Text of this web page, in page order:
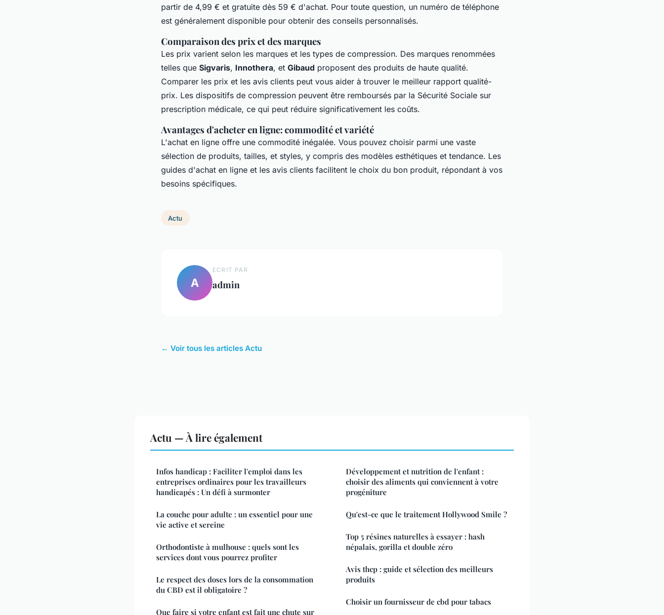
partir de 4,99 € et gratuite dès 59 € d'achat. Pour toute question, un numéro de téléphone
est généralement disponible pour obtenir des conseils personnalisés.
Comparaison des prix et des marques
Les prix varient selon les marques et les types de compression. Des marques renommées
telles que Sigvaris, Innothera, et Gibaud proposent des produits de haute qualité.
Comparer les prix et les avis clients peut vous aider à trouver le meilleur rapport qualité-
prix. Les dispositifs de compression peuvent être remboursés par la Sécurité Sociale sur
prescription médicale, ce qui peut réduire significativement les coûts.
Avantages d'acheter en ligne: commodité et variété
L'achat en ligne offre une commodité inégalée. Vous pouvez choisir parmi une vaste
sélection de produits, tailles, et styles, y compris des modèles esthétiques et tendance. Les
guides d'achat en ligne et les avis clients facilitent le choix du bon produit, répondant à vos
besoins spécifiques.
Actu
A
ECRIT PAR
admin
← Voir tous les articles Actu
Actu — À lire également
Infos handicap : Faciliter l'emploi dans les
entreprises ordinaires pour les travailleurs
handicapés : Un défi à surmonter
La couche pour adulte : un essentiel pour une
vie active et sereine
Orthodontiste à mulhouse : quels sont les
services dont vous pourrez profiter
Le respect des doses lors de la consommation
du CBD est il obligatoire ?
Que faire si votre enfant est fait une chute sur
Développement et nutrition de l'enfant :
choisir des aliments qui conviennent à votre
progéniture
Qu'est-ce que le traitement Hollywood Smile ?
Top 5 résines naturelles à essayer : hash
népalais, gorilla et double zéro
Avis thcp : guide et sélection des meilleurs
produits
Choisir un fournisseur de cbd pour tabacs